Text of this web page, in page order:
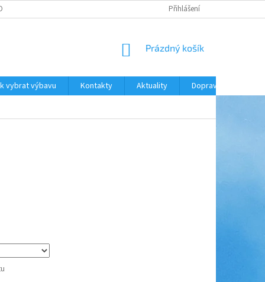
OBCHODU Přihlášení
NÁKUPNÍ
Prázdný košík
vybrat výbavu Kontakty Aktuality
Doprava a platba